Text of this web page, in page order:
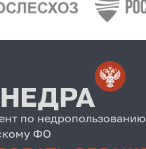
по недропользованию
ФО